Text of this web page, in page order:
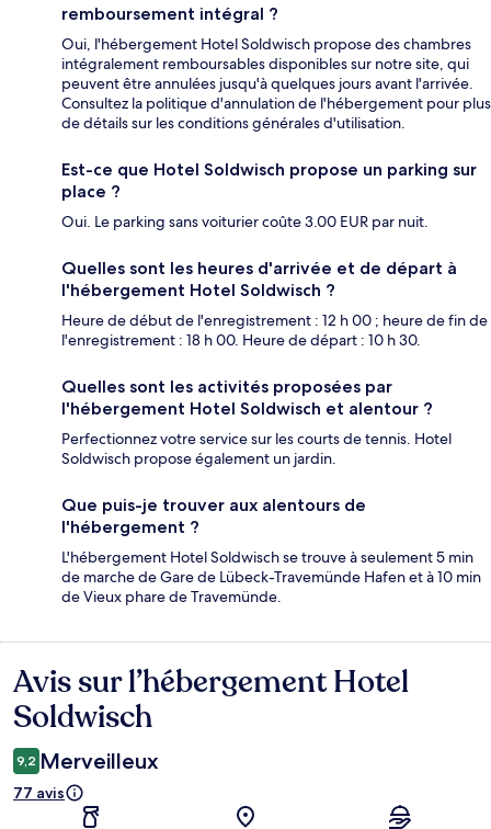
remboursement intégral ?
Oui, l'hébergement Hotel Soldwisch propose des chambres
intégralement remboursables disponibles sur notre site, qui
peuvent être annulées jusqu'à quelques jours avant l'arrivée.
Consultez la politique d'annulation de l'hébergement pour plus
de détails sur les conditions générales d'utilisation.
Est-ce que Hotel Soldwisch propose un parking sur
place ?
Oui. Le parking sans voiturier coûte 3.00 EUR par nuit.
Quelles sont les heures d'arrivée et de départ à
l'hébergement Hotel Soldwisch ?
Heure de début de l'enregistrement : 12 h 00 ; heure de fin de
l'enregistrement : 18 h 00. Heure de départ : 10 h 30.
Quelles sont les activités proposées par
l'hébergement Hotel Soldwisch et alentour ?
Perfectionnez votre service sur les courts de tennis. Hotel
Soldwisch propose également un jardin.
Que puis-je trouver aux alentours de
l'hébergement ?
L'hébergement Hotel Soldwisch se trouve à seulement 5 min
de marche de Gare de Lübeck-Travemünde Hafen et à 10 min
de Vieux phare de Travemünde.
Avis
Avis sur l’hébergement Hotel
Soldwisch
9,2 Merveilleux
77 avis